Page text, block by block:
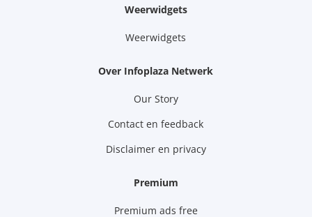
Weerwidgets
Weerwidgets
Over Infoplaza Netwerk
Our Story
Contact en feedback
Disclaimer en privacy
Premium
Premium ads free